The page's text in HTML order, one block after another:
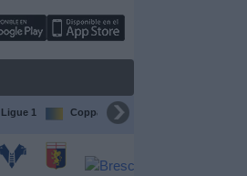
Ligue 1 Coppa del Mondo FIFA per club